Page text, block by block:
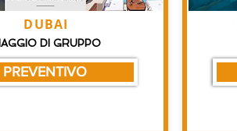
DUBAI
DI GRUPPO
PREVENTIVO